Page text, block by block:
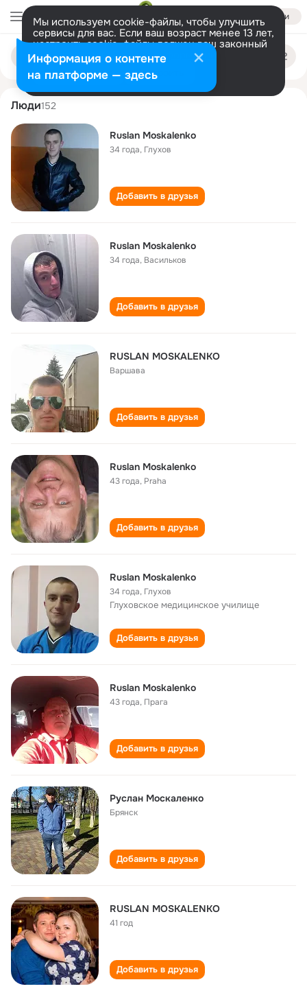
Войти
Мы используем cookie-файлы, чтобы улучшить
сервисы для вас. Если ваш возраст менее 13 лет,
настроить cookie-файлы должен ваш законный
представитель. Больше информации
Разрешить все Настроить
Поиск
людям
ruslan moskalenko
Люди152
Ruslan Moskalenko
34 года, Глухов
Добавить в друзья
Ruslan Moskalenko
34 года, Васильков
Добавить в друзья
RUSLAN MOSKALENKO
Варшава
Добавить в друзья
Ruslan Moskalenko
43 года, Praha
Добавить в друзья
Ruslan Moskalenko
34 года, Глухов
Глуховское медицинское училище
Добавить в друзья
Ruslan Moskalenko
43 года, Прага
Добавить в друзья
Руслан Москаленко
Брянск
Добавить в друзья
RUSLAN MOSKALENKO
41 год
Добавить в друзья
Информация о контенте
на платформе — здесь